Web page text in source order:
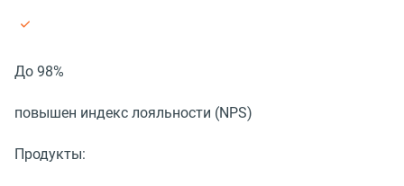
До 98%
повышен индекс лояльности (NPS)
Продукты: